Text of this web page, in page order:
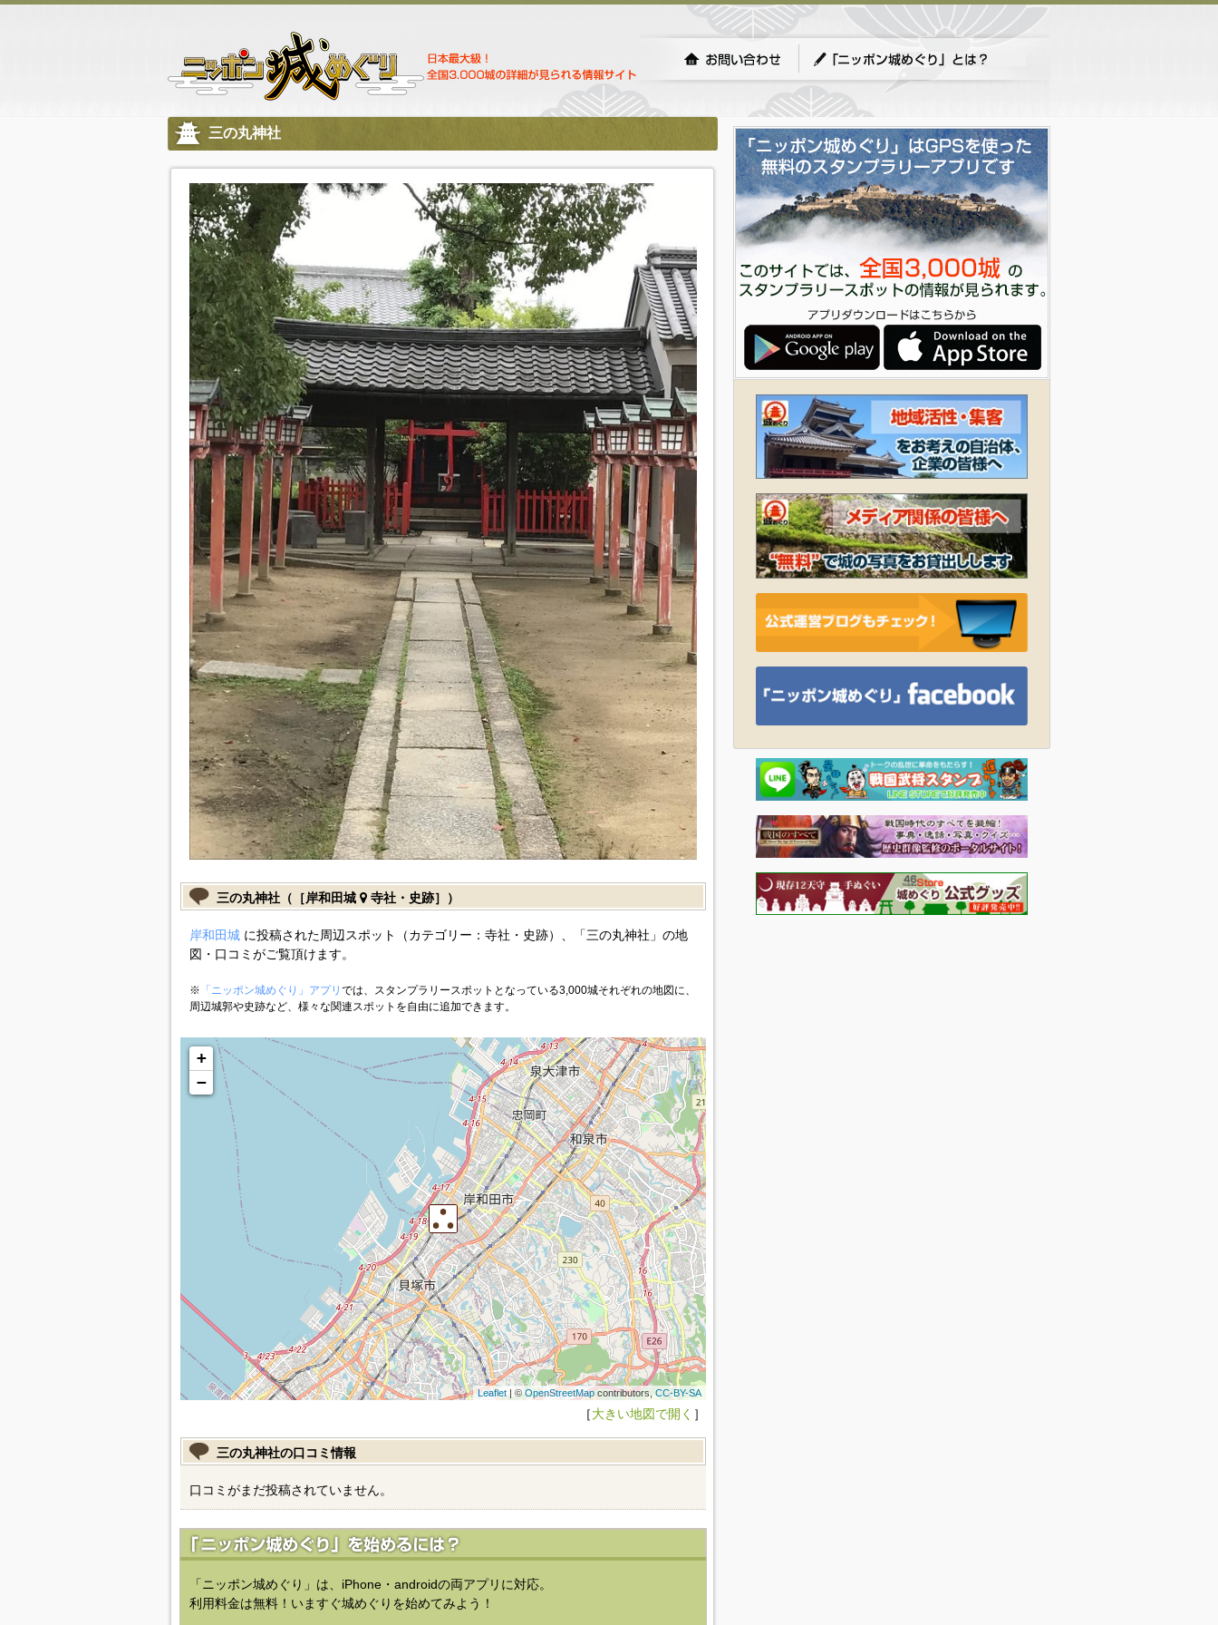
三の丸神社
三の丸神社（［岸和田城 寺社・史跡］）
岸和田城に投稿された周辺スポット（カテゴリー：寺社・史跡）、「三の丸神社」の地
図・口コミがご覧頂けます。
※ 「ニッポン城めぐり」アプリ では、スタンプラリースポットとなっている3,000城それぞれの地図に、
周辺城郭や史跡など、様々な関連スポットを自由に追加できます。
+
−
Leaflet| © OpenStreetMapcontributors, CC-BY-SA
［大きい地図で開く ］
三の丸神社の口コミ情報
口コミがまだ投稿されていません。
「ニッポン城めぐり」は、iPhone・androidの両アプリに対応。
利用料金は無料！いますぐ城めぐりを始めてみよう！